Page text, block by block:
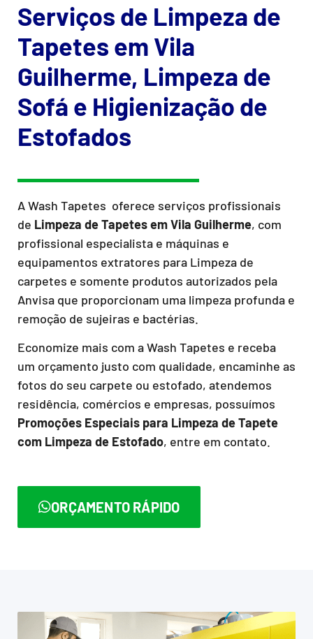
Serviços de Limpeza de
Tapetes em Vila
Guilherme, Limpeza de
Sofá e Higienização de
Estofados
A Wash Tapetes oferece serviços profissionais
de Limpeza de Tapetesem Vila Guilherme, com
profissional especialista e máquinas e
equipamentos extratores para Limpeza de
carpetes e somente produtos autorizados pela
Anvisa que proporcionam uma limpeza profunda e
remoção de sujeiras e bactérias.
Economize mais com a Wash Tapetes e receba
um orçamento justo com qualidade, encaminhe as
fotos do seu carpete ou estofado, atendemos
residência, comércios e empresas, possuímos
Promoções Especiais para Limpeza de Tapete
com Limpeza de Estofado, entre em contato.
ORÇAMENTO RÁPIDO